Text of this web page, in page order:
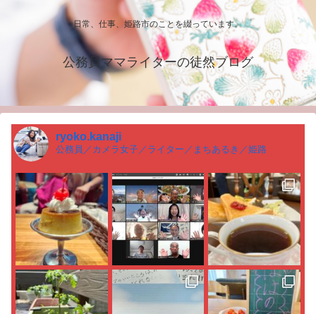
日常、仕事、姫路市のことを綴っています。
公務員ママライターの徒然ブログ
ryoko.kanaji
公務員／カメラ女子／ライター／まちあるき／姫路